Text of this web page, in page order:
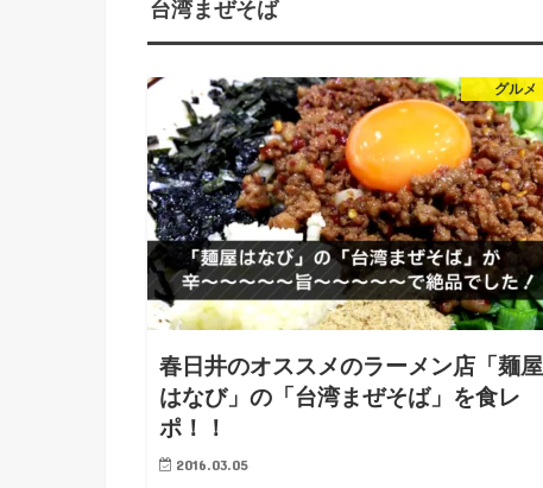
台湾まぜそば
グルメ
春日井のオススメのラーメン店「麺屋
はなび」の「台湾まぜそば」を食レ
ポ！！
2016.03.05